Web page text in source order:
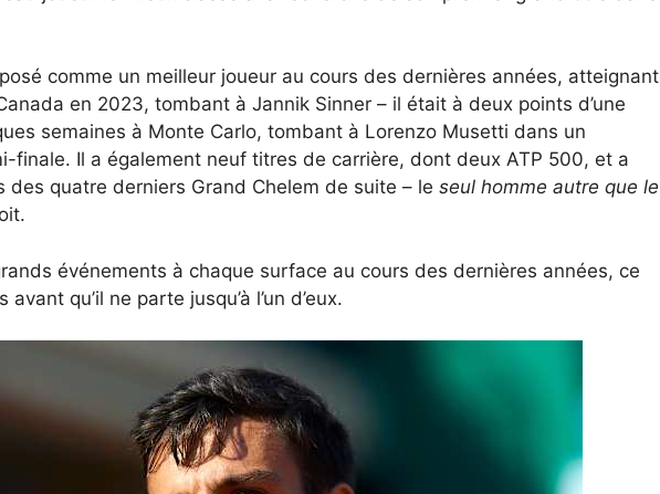
comme un meilleur joueur au cours des dernières années, atteignant
en 2023, tombant à Jannik Sinner – il était à deux points d’une
semaines à Monte Carlo, tombant à Lorenzo Musetti dans un
finale. Il a également neuf titres de carrière, dont deux ATP 500, et a
quatre derniers Grand Chelem de suite – le seul homme autre que le
événements à chaque surface au cours des dernières années, ce
qu’il ne parte jusqu’à l’un d’eux.